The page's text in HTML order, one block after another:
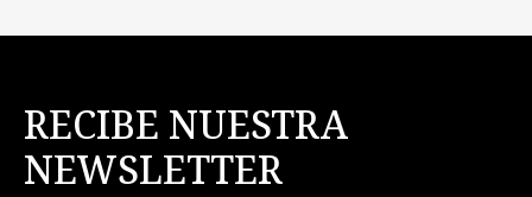
RECIBE NUESTRA
NEWSLETTER